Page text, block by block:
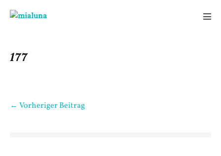
Inhalt
177
Beitragsnavigation
← Vorheriger Beitrag